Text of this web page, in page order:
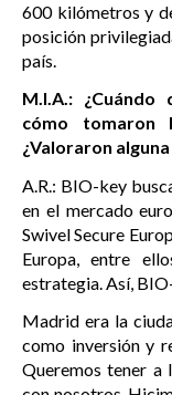
600 kilómetros y
posición
país.
M.I.A.:
cómo tomaron
¿Valoraron
A.R.: BIO-key
en el mercado
Swivel Secure
Europa, entre
estrategia. Así,
Madrid era la
como inversión y
Queremos tener a